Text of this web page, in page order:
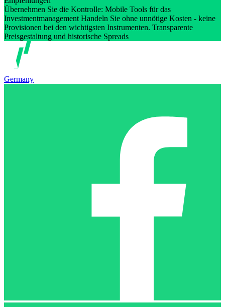
Übernehmen Sie die Kontrolle: Mobile Tools für das
Investmentmanagement Handeln Sie ohne unnötige Kosten - keine
Provisionen bei den wichtigsten Instrumenten. Transparente
Preisgestaltung und historische Spreads
Germany